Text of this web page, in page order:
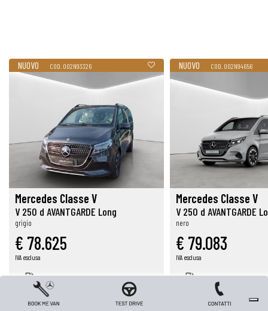
NUOVO COD. 002N93326
Mercedes Classe V
V 250 d AVANTGARDE Long
grigio
€ 78.625
IVA esclusa
DIESEL
NUOVO COD. 002N94656
Mercedes Classe V
V 250 d AVANTGARDE
nero
€ 79.083
IVA esclusa